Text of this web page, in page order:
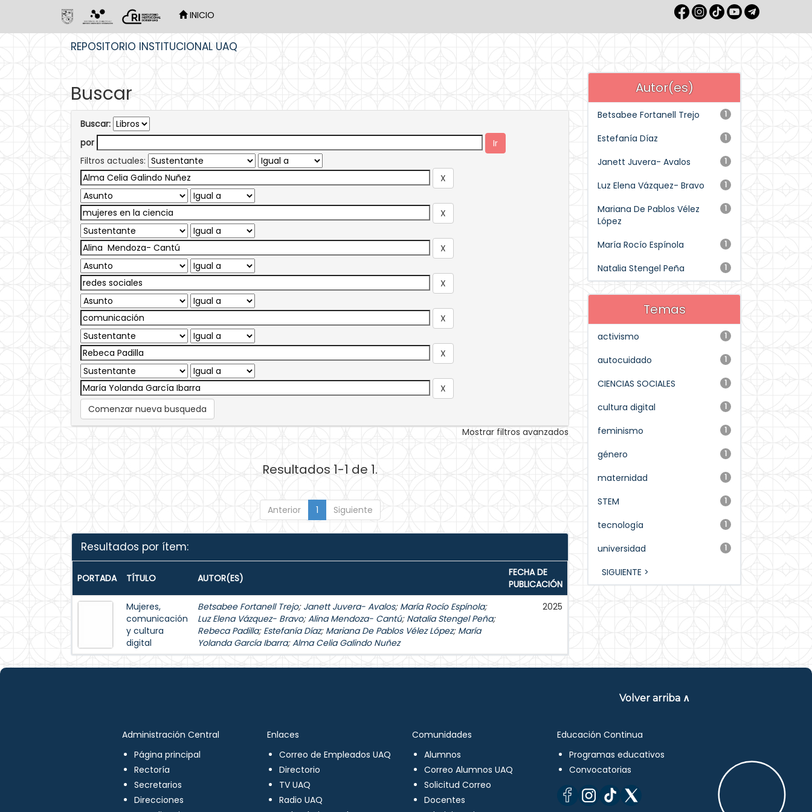
INICIO
REPOSITORIO INSTITUCIONAL UAQ
Buscar
Buscar:
por
Filtros actuales:
Comenzar nueva busqueda
Mostrar filtros avanzados
Resultados 1-1 de 1.
Anterior 1 Siguiente
Resultados por ítem:
PORTADA TÍTULO AUTOR(ES)
FECHA DE
PUBLICACIÓN
Mujeres,
comunicación
y cultura
digital
Betsabee Fortanell Trejo; Janett Juvera- Avalos; María Rocío Espínola;
Luz Elena Vázquez- Bravo;Alina Mendoza- Cantú; Natalia Stengel Peña;
Rebeca Padilla; Estefanía Díaz; Mariana De Pablos Vélez López; María
Yolanda García Ibarra;Alma Celia Galindo Nuñez
2025
Autor(es)
1
Betsabee Fortanell Trejo
1
Estefanía Díaz
1
Janett Juvera- Avalos
1
Luz Elena Vázquez- Bravo
1
Mariana De Pablos Vélez
López
1
María Rocío Espínola
1
Natalia Stengel Peña
Temas
1
activismo
1
autocuidado
1
CIENCIAS SOCIALES
1
cultura digital
1
feminismo
1
género
1
maternidad
1
STEM
1
tecnología
1
universidad
SIGUIENTE >
Volver arriba ∧
Administración Central
Página principal
Rectoría
Secretarios
Direcciones
Enlaces
Correo de Empleados UAQ
Directorio
TV UAQ
Radio UAQ
Comunidades
Alumnos
Correo Alumnos UAQ
Solicitud Correo
Docentes
Educación Continua
Programas educativos
Convocatorias